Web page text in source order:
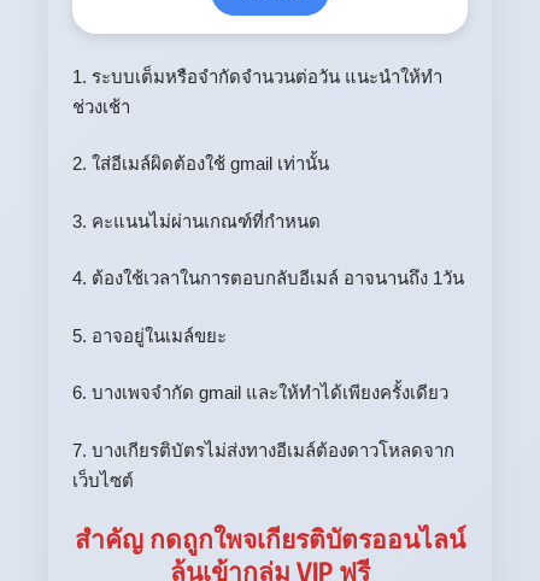
1. ระบบเต็มหรือจำกัดจำนวนต่อวัน แนะนำให้ทำ
ช่วงเช้า
2. ใส่อีเมล์ผิดต้องใช้ gmail เท่านั้น
3. คะแนนไม่ผ่านเกณฑ์ที่กำหนด
4. ต้องใช้เวลาในการตอบกลับอีเมล์ อาจนานถึง 1วัน
5. อาจอยู่ในเมล์ขยะ
6. บางเพจจำกัด gmail และให้ทำได้เพียงครั้งเดียว
7. บางเกียรติบัตรไม่ส่งทางอีเมล์ต้องดาวโหลดจาก
เว็บไซต์
สำคัญ กดถูกใพจเกียรติบัตรออนไลน์
ลุ้นเข้ากลุ่ม VIP ฟรี